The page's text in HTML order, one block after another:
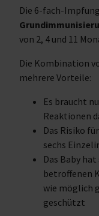
Die 6-fach-
von 2, 4 und 11
Die Kombination
mehrere Vorteile:
Es braucht
Reaktionen
Das Risiko
sechs
Das Baby
betroffenen
wie möglich
geschützt